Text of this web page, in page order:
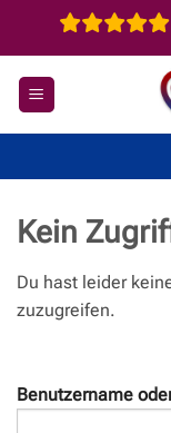
Kein
Du hast leider
zuzugreifen.
Benutzername